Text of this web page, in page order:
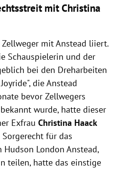
mit Christina
mit Anstead liiert.
Schauspielerin und der
bei den Dreharbeiten
die Anstead
bevor Zellwegers
wurde, hatte dieser
Exfrau Christina Haack
für das
London Anstead,
teilen, hatte das einstige